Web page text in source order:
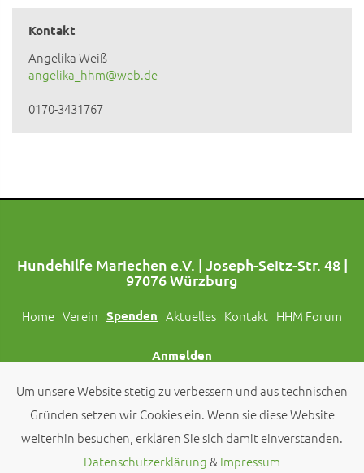
Kontakt
Angelika Weiß
angelika_hhm@web.de
0170-3431767
Hundehilfe Mariechen e.V. | Joseph-Seitz-Str. 48 |
97076 Würzburg
Home Verein Spenden Aktuelles Kontakt HHM Forum
Anmelden
Folgt uns auch auf Social Media!
© 2026 byHundehilfe Mariechen e.V.
Um unsere Website stetig zu verbessern und aus technischen
Gründen setzen wir Cookies ein. Wenn sie diese Website
weiterhin besuchen, erklären Sie sich damit einverstanden.
Datenschutzerklärung& Impressum